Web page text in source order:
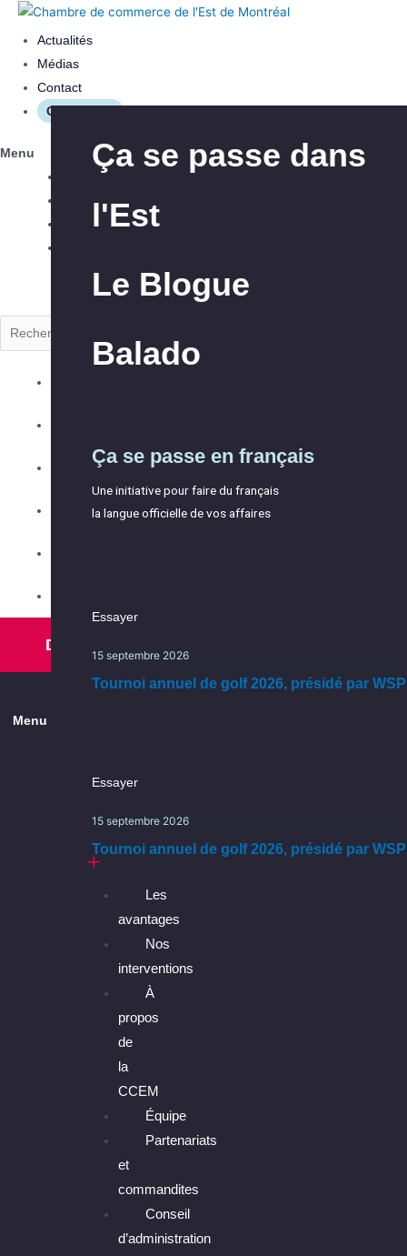
Actualités
Médias
Contact
Connexion
Menu
Actualités
Médias
Contact
Les avantages
Nos interventions
À propos de la
CCEM
Équipe
Partenaires
Répertoire des membres
Les services
Aide à l’innovation
Aide à l’exportation
Club Exportateurs
MTL
intégration
continue
Une initiative pour faire du français
la langue officielle de vos affaires
Essayer
15 septembre 2026
Tournoi annuel de golf 2026, présidé par WSP
Ça se passe dans
l'Est
Le Blogue
Balado
Ça se passe en français
Une initiative pour faire du français
la langue officielle de vos affaires
Essayer
15 septembre 2026
Tournoi annuel de golf 2026, présidé par WSP
Devenir membre
Menu
Explorer
CCEM
Les
avantages
Nos
interventions
À
propos
de
la
CCEM
Équipe
Partenariats
et
commandites
Conseil
d’administration